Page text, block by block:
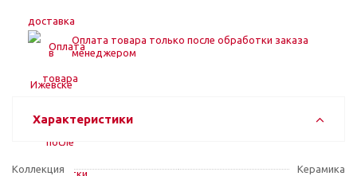
Оплата товара только после обработки заказа
менеджером
Характеристики
Коллекция
Керамика